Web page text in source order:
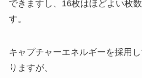
できますし、16枚はほどよい枚
す。
キャプチャーエネルギーを採用
りますが、